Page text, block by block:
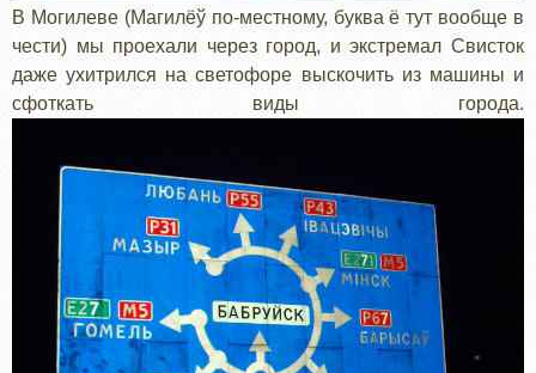
В Могилеве (Магилёў по-местному, буква ё тут вообще в
чести) мы проехали через город, и экстремал Свисток
даже ухитрился на светофоре выскочить из машины и
сфоткать виды города.